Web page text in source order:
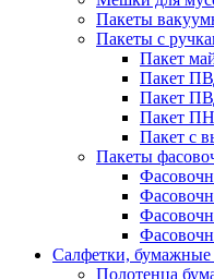
Пакеты
Пакеты с
Пакет
Пакет
Пакет
Пакет
Пакет с
Пакеты
Салфетки, бумажные
Полотенца